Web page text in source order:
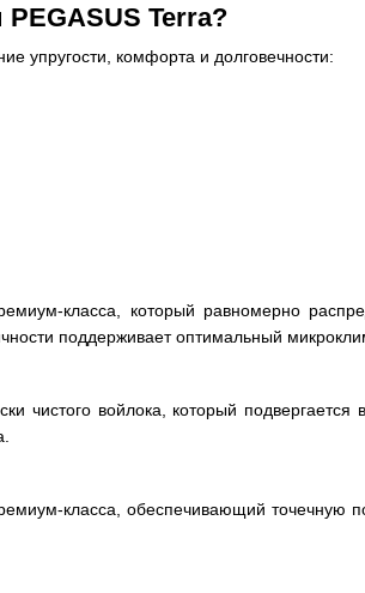
Terra?
упругости, комфорта и долговечности:
класса, который равномерно
поддерживает оптимальный
чистого войлока, который
класса, обеспечивающий точечную